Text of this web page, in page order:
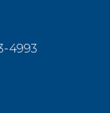
4993